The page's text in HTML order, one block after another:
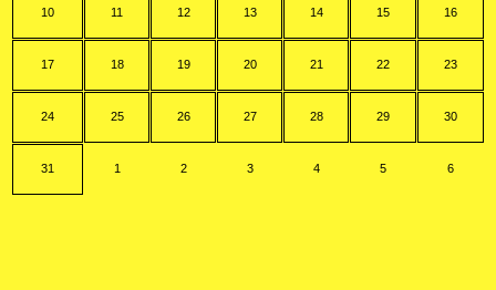
10 11 12 13 14 15 16
17 18 19 20 21 22 23
24 25 26 27 28 29 30
31 1 2 3 4 5 6